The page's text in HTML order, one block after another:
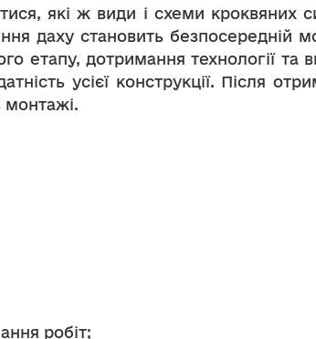
які ж види і схеми кроквяних
даху становить безпосередній
етапу, дотримання технології та
усієї конструкції. Після
монтажі.
робіт;